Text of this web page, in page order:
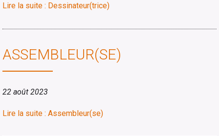
Lire la suite : Dessinateur(trice)
ASSEMBLEUR(SE)
22 août 2023
Lire la suite : Assembleur(se)